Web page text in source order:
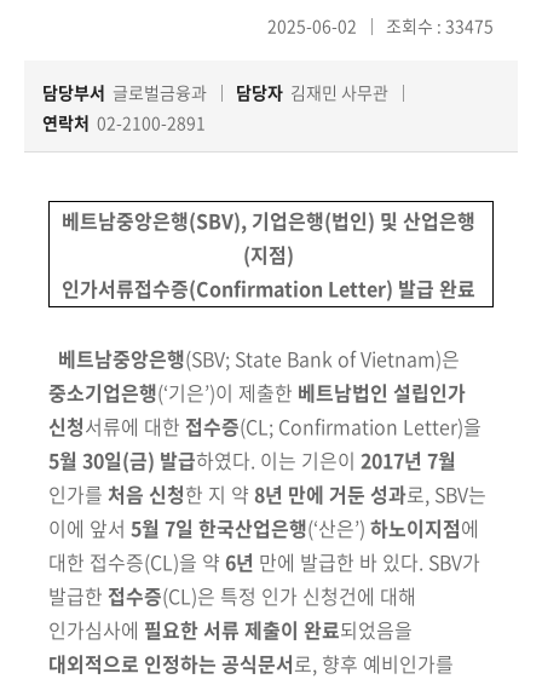
2025-06-02 조회수 : 33475
담당부서 글로벌금융과 담당자 김재민 사무관
연락처 02-2100-2891
베트남중앙은행(SBV), 기업은행(법인) 및 산업은행
(지점)
인가서류접수증(Confirmation Letter) 발급 완료
베트남중앙은행(SBV; State Bank of Vietnam)은
중소기업은행(‘기은’)이 제출한 베트남법인 설립인가
신청서류에 대한 접수증(CL; Confirmation Letter)을
5월 30일(금) 발급하였다. 이는 기은이 2017년 7월
인가를 처음 신청한 지 약 8년 만에 거둔 성과로, SBV는
이에 앞서 5월 7일 한국산업은행(‘산은’) 하노이지점에
대한 접수증(CL)을 약 6년 만에 발급한 바 있다. SBV가
발급한 접수증(CL)은 특정 인가 신청건에 대해
인가심사에 필요한 서류 제출이 완료되었음을
대외적으로 인정하는 공식문서로, 향후 예비인가를